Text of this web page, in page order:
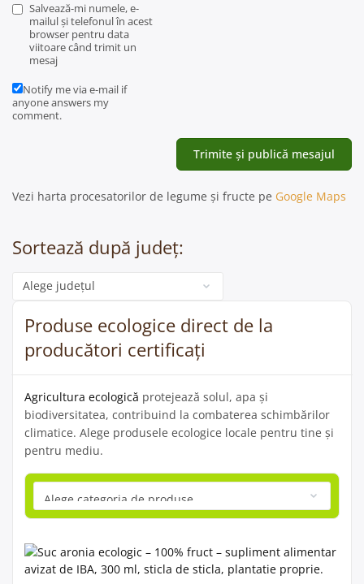
Salvează-mi numele, e-
mailul și telefonul în acest
browser pentru data
viitoare când trimit un
mesaj
Notify me via e-mail if
anyone answers my
comment.
Vezi harta procesatorilor de legume și fructe pe Google Maps
Sortează după județ:
Categorie
Produse ecologice direct de la
producători certificați
Agricultura ecologică protejează solul, apa și
biodiversitatea, contribuind la combaterea schimbărilor
climatice. Alege produsele ecologice locale pentru tine și
pentru mediu.